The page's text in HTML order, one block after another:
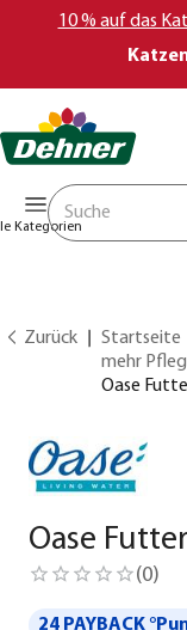
10 % auf das
Kategorien
Zurück Startseite
mehr
Oase
Oase
(0)
24 PAYBACK